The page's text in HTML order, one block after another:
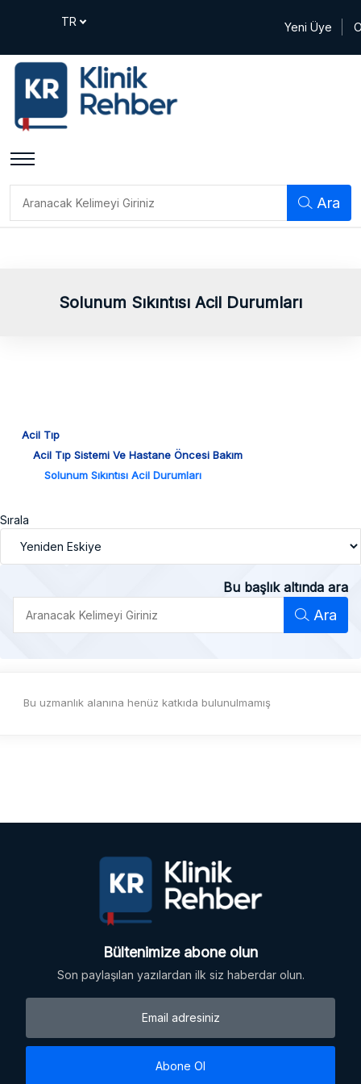
Yeni Üye
Ara
Solunum Sıkıntısı Acil Durumları
Acil Tıp
Acil Tıp Sistemi Ve Hastane Öncesi Bakım
Solunum Sıkıntısı Acil Durumları
Sırala
Bu başlık altında ara
Ara
Bu uzmanlık alanına henüz katkıda bulunulmamış
Bültenimize abone olun
Son paylaşılan yazılardan ilk siz haberdar olun.
Abone Ol